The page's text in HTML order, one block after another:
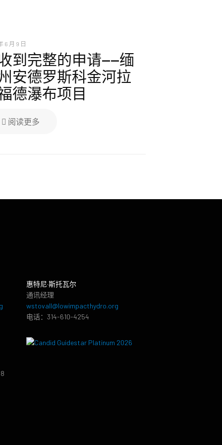
6 月 9 日
到完整的申请——缅
安德罗斯科金河拉
德瀑布项目
阅读更多
惠特尼·斯托瓦尔
通讯经理
wstovall@lowimpacthydro.org
电话：314-610-4254